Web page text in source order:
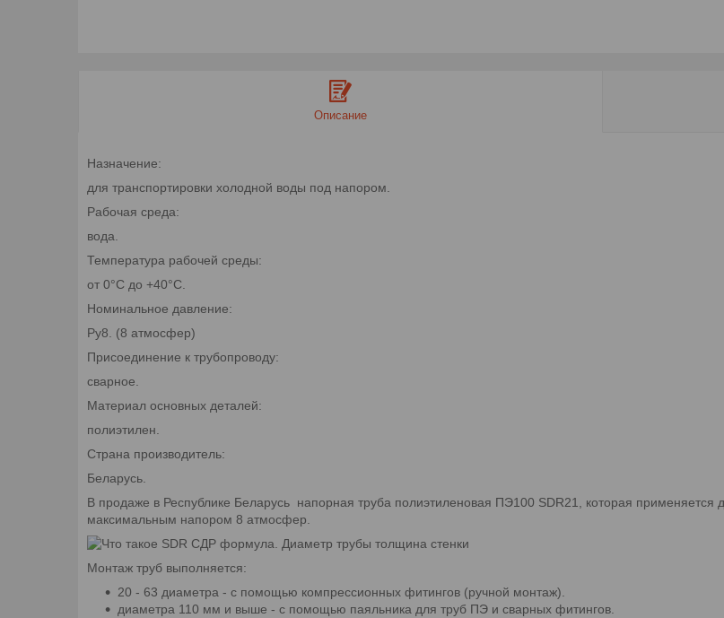
Описание
Назначение:
для транспортировки холодной воды под напором.
Рабочая среда:
вода.
Температура рабочей среды:
от 0°С до +40°С.
Номинальное давление:
Ру8. (8 атмосфер)
Присоединение к трубопроводу:
сварное.
Материал основных деталей:
полиэтилен.
Страна производитель:
Беларусь.
В продаже в Республике Беларусь напорная труба полиэтиленовая ПЭ100 SDR21, которая применяется
максимальным напором 8 атмосфер.
Монтаж труб выполняется:
20 - 63 диаметра - с помощью компрессионных фитингов (ручной монтаж).
диаметра 110 мм и выше - с помощью паяльника для труб ПЭ и сварных фитингов.